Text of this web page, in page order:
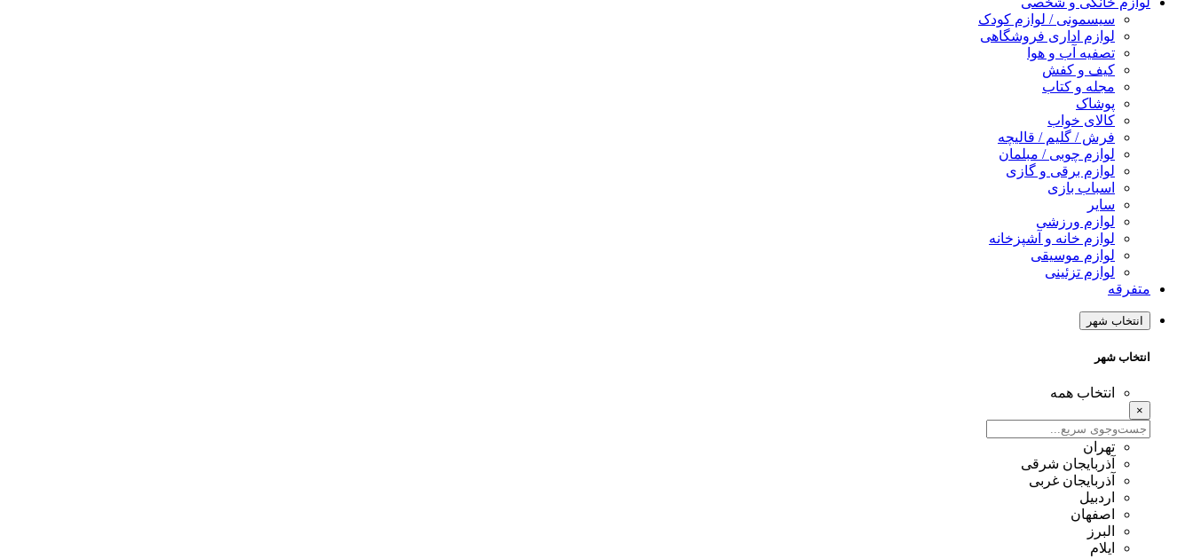
سیسمونی / لوازم کودک
لوازم اداری فروشگاهی
تصفیه آب و هوا
کیف و کفش
مجله و کتاب
پوشاک
کالای خواب
فرش / گلیم / قالیچه
لوازم چوبی / مبلمان
لوازم برقی و گازی
اسباب بازی
سایر
لوازم ورزشی
لوازم خانه و آشپزخانه
لوازم موسیقی
لوازم تزئینی
متفرقه
انتخاب شهر
انتخاب شهر
انتخاب همه
×
تهران
آذربایجان شرقی
آذربایجان غربی
اردبیل
اصفهان
البرز
ایلام